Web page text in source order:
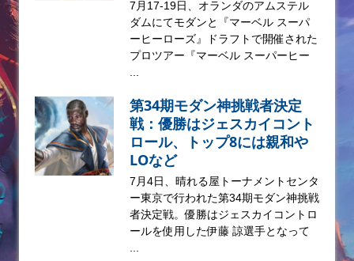
7月17-19日、オランダのアムステル
ダムにてモダンと『マーベル スーパ
ーヒーローズ』ドラフトで開催された
プロツアー『マーベル スーパーヒー
...
第34期モダン神挑戦者決定
戦：優勝はジェスカイコント
ロール、トップ8には親和や
LOなど
7月4日、晴れる屋トーナメントセンタ
ー東京で行われた第34期モダン神挑戦
者決定戦。優勝はジェスカイコントロ
ールを使用した伊藤 諒選手となって
...